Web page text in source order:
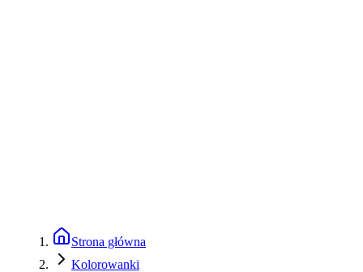
Strona główna
Kolorowanki